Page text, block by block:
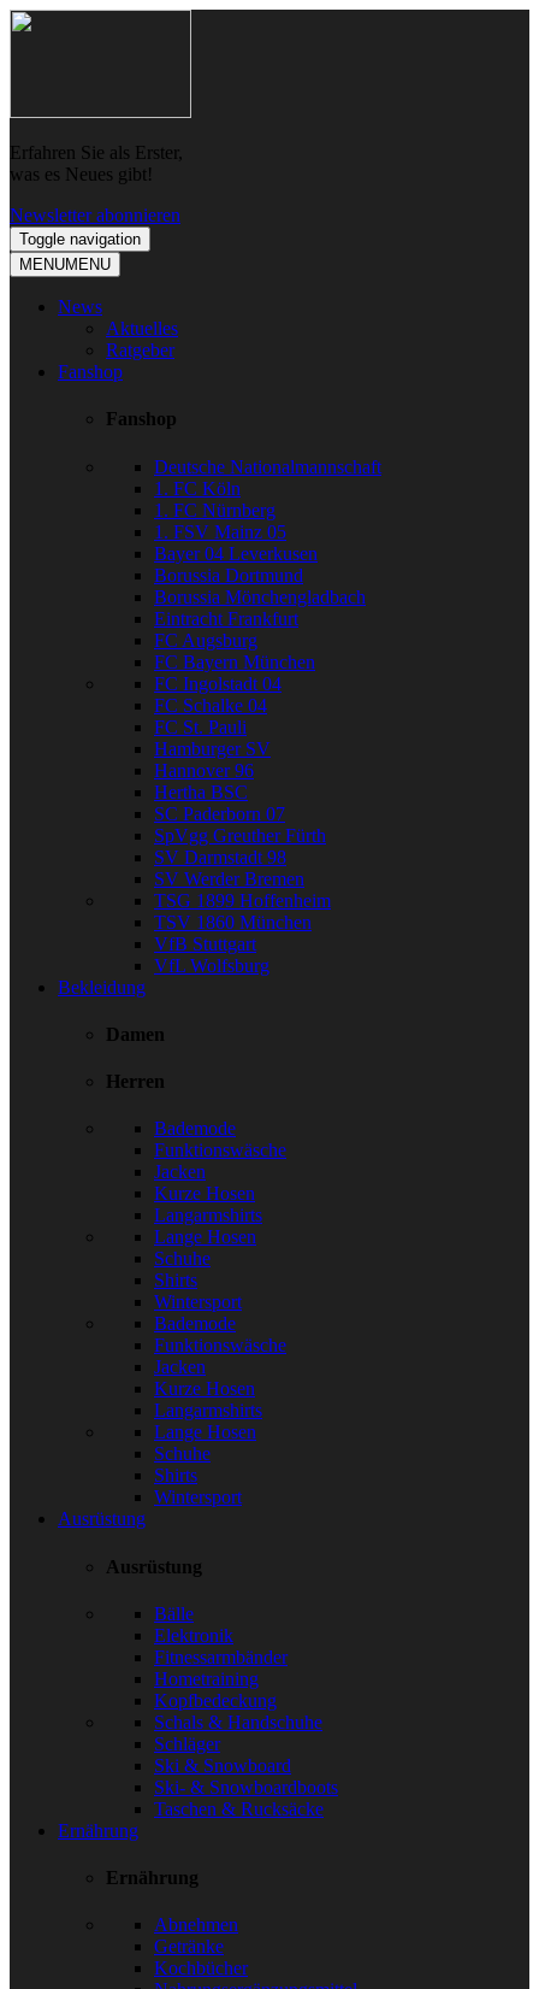
Skip
Skip
Erfahren Sie als Erster,
was es Neues gibt!
Newsletter abonnieren
Toggle navigation
MENUMENU
News
Aktuelles
Ratgeber
Fanshop
Fanshop
Deutsche Nationalmannschaft
1. FC Köln
1. FC Nürnberg
1. FSV Mainz 05
Bayer 04 Leverkusen
Borussia Dortmund
Borussia Mönchengladbach
Eintracht Frankfurt
FC Augsburg
FC Bayern München
FC Ingolstadt 04
FC Schalke 04
FC St. Pauli
Hamburger SV
Hannover 96
Hertha BSC
SC Paderborn 07
SpVgg Greuther Fürth
SV Darmstadt 98
SV Werder Bremen
TSG 1899 Hoffenheim
TSV 1860 München
VfB Stuttgart
VfL Wolfsburg
Bekleidung
Damen
Herren
Bademode
Funktionswäsche
Jacken
Kurze Hosen
Langarmshirts
Lange Hosen
Schuhe
Shirts
Wintersport
Bademode
Funktionswäsche
Jacken
Kurze Hosen
Langarmshirts
Lange Hosen
Schuhe
Shirts
Wintersport
Ausrüstung
Ausrüstung
Bälle
Elektronik
Fitnessarmbänder
Hometraining
Kopfbedeckung
Schals & Handschuhe
Schläger
Ski & Snowboard
Ski- & Snowboardboots
Taschen & Rucksäcke
Ernährung
Ernährung
Abnehmen
Getränke
Kochbücher